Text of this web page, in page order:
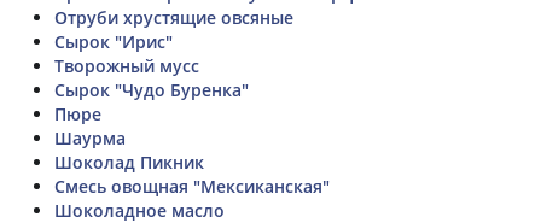
Отруби хрустящие овсяные
Сырок "Ирис"
Творожный мусс
Сырок "Чудо Буренка"
Пюре
Шаурма
Шоколад Пикник
Смесь овощная "Мексиканская"
Шоколадное масло